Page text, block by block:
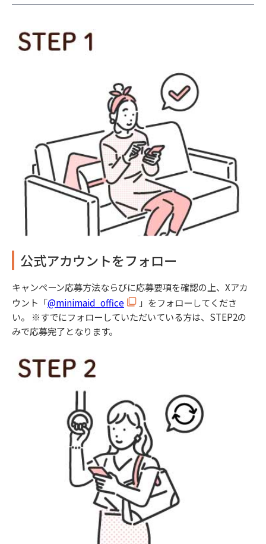
公式アカウントをフォロー
キャンペーン応募方法ならびに応募要項を確認の上、Xアカ
ウント「@minimaid_office
」をフォローしてくださ
い。 ※すでにフォローしていただいている方は、STEP2の
みで応募完了となります。